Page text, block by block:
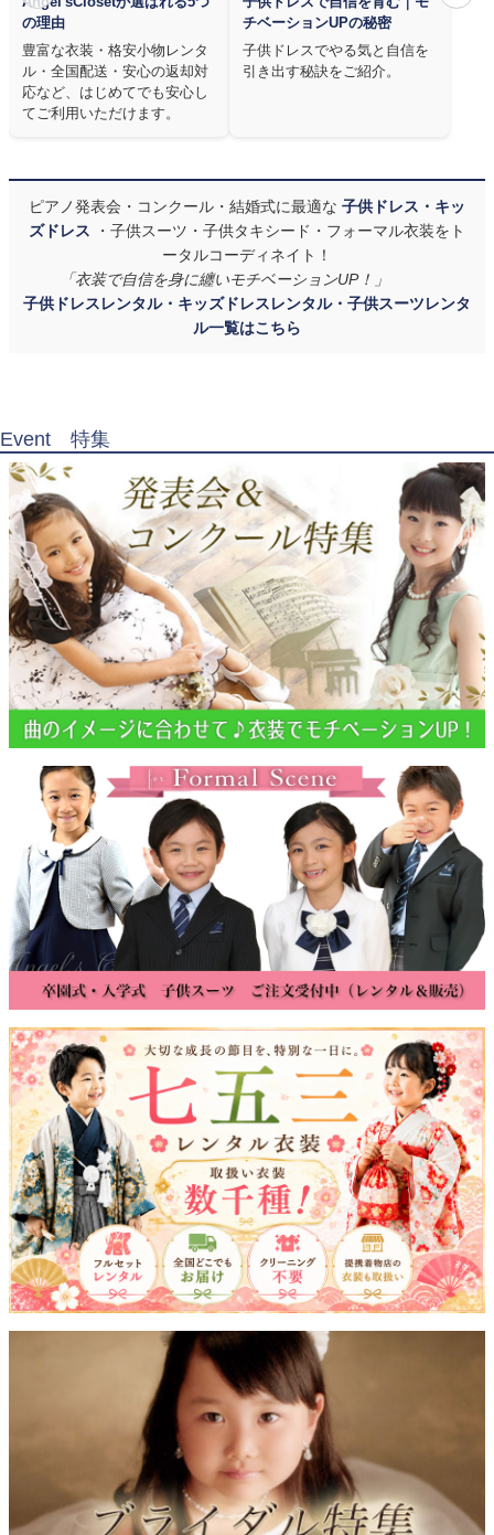
の理由
豊富な衣装・格安小物レンタ
ル・全国配送・安心の返却対
応など、はじめてでも安心し
てご利用いただけます。
チベーションUPの秘密
子供ドレスでやる気と自信を
引き出す秘訣をご紹介。
ピアノ発表会・コンクール・結婚式に最適な 子供ドレス・キッ
ズドレス
・子供スーツ・子供タキシード・フォーマル衣装をト
ータルコーディネイト！
「衣装で自信を身に纏いモチベーションUP！」
子供ドレスレンタル・キッズドレスレンタル・子供スーツレンタ
ル一覧はこちら
Event 特集